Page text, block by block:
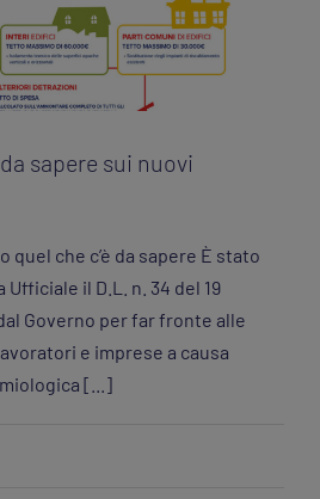
sapere sui nuovi
che c’è da sapere È stato
il D.L. n. 34 del 19
Governo per far fronte alle
e imprese a causa
[...]